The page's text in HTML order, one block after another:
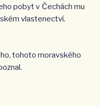
pobyt v Čechách mu
vlastenectví.
tohoto moravského